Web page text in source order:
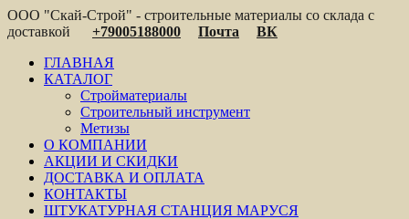
ООО "Скай-Строй" - строительные материалы со склада с
доставкой
+79005188000 Почта
ВК
ГЛАВНАЯ
КАТАЛОГ
Стройматериалы
Строительный инструмент
Метизы
О КОМПАНИИ
АКЦИИ И СКИДКИ
ДОСТАВКА И ОПЛАТА
КОНТАКТЫ
ШТУКАТУРНАЯ СТАНЦИЯ МАРУСЯ